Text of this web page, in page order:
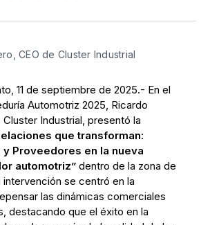
LinkedInWhatsApp
Email
CEO de Cluster Industrial
11 de septiembre de 2025.- En el
Automotriz 2025, Ricardo
Cluster Industrial, presentó la
que transforman:
Proveedores en la nueva
automotriz” dentro de la zona de
intervención se centró en la
las dinámicas comerciales
destacando que el éxito en la